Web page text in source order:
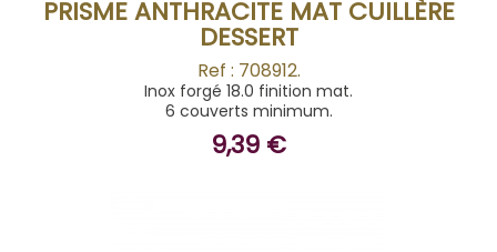
PRISME ANTHRACITE MAT CUILLÈRE
DESSERT
Ref : 708912.
Inox forgé 18.0 finition mat.
6 couverts minimum.
9,39 €